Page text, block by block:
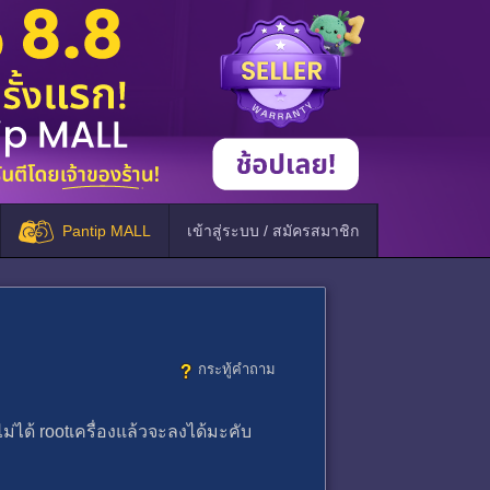
Pantip MALL เข้าสู่ระบบ / สมัครสมาชิก
กระทู้คำถาม
ได้ rootเครื่องแล้วจะลงได้มะคับ